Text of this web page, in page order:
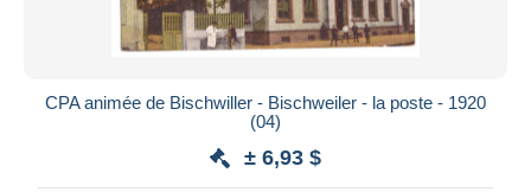
CPA animée de Bischwiller - Bischweiler - la poste - 1920
(04)
± 6,93 $